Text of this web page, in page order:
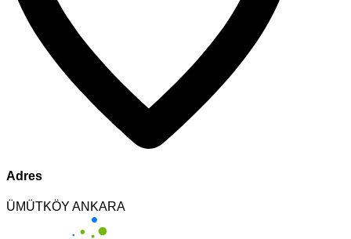
Adres
ÜMÜTKÖY ANKARA